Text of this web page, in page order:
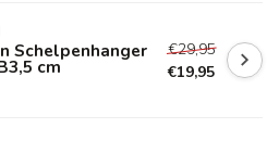
Schelpenhanger
cm
€29,95
€19,95